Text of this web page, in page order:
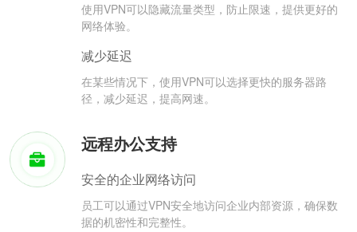
使用VPN可以隐藏流量类型，防止限速，提供更好的
网络体验。
减少延迟
在某些情况下，使用VPN可以选择更快的服务器路
径，减少延迟，提高网速。
远程办公支持
安全的企业网络访问
员工可以通过VPN安全地访问企业内部资源，确保数
据的机密性和完整性。